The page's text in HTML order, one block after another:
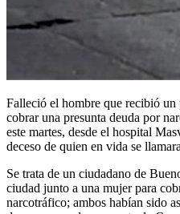
Falleció el hombre que recibió
cobrar una presunta deuda por
este martes, desde el hospital
deceso de quien en vida se
Se trata de un ciudadano de
ciudad junto a una mujer para
narcotráfico; ambos habían sido